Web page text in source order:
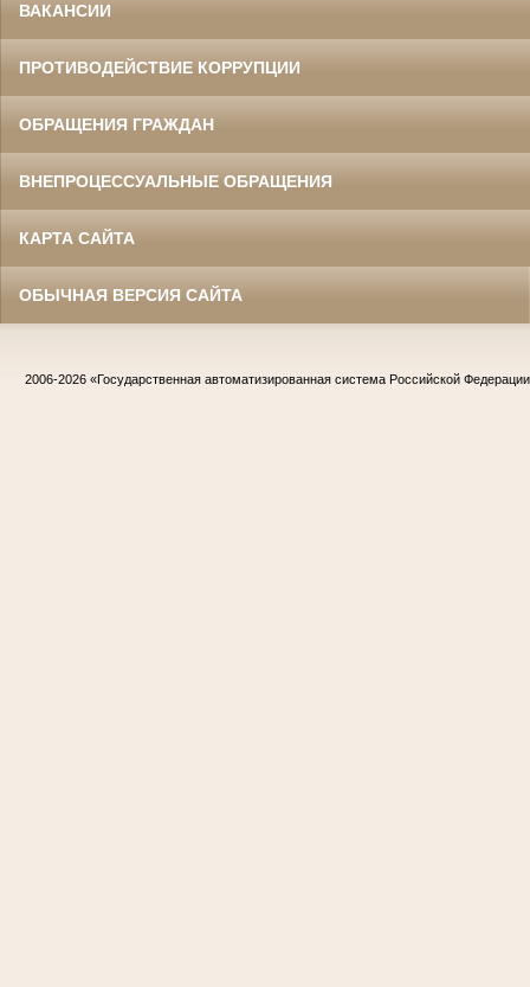
ВАКАНСИИ
ПРОТИВОДЕЙСТВИЕ КОРРУПЦИИ
ОБРАЩЕНИЯ ГРАЖДАН
ВНЕПРОЦЕССУАЛЬНЫЕ ОБРАЩЕНИЯ
КАРТА САЙТА
ОБЫЧНАЯ ВЕРСИЯ САЙТА
2006-2026 «Государственная автоматизированная система Российской